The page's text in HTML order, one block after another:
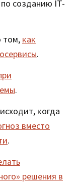
созданию IT-
том, как
.
.
когда
вместо
.
решения в